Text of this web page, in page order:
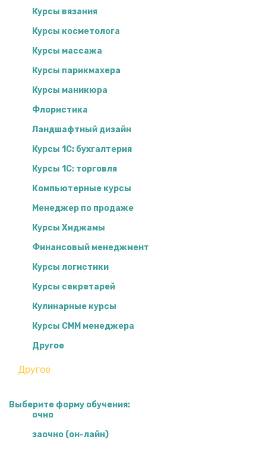
Курсы вязания
Курсы косметолога
Курсы массажа
Курсы парикмахера
Курсы маникюра
Флористика
Ландшафтный дизайн
Курсы 1С: бухгалтерия
Курсы 1С: торговля
Компьютерные курсы
Менеджер по продаже
Курсы Хиджамы
Финансовый менеджмент
Курсы логистики
Курсы секретарей
Кулинарные курсы
Курсы СММ менеджера
Другое
Выберите форму обучения:
очно
заочно (он-лайн)